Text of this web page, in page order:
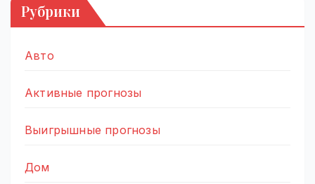
Рубрики
Авто
Активные прогнозы
Выигрышные прогнозы
Дом